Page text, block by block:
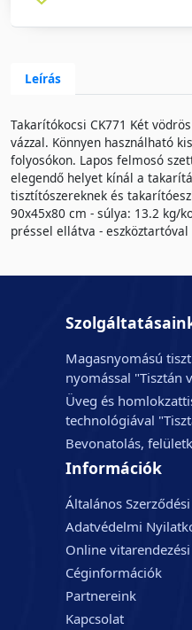
Leírás
Takarítókocsi CK771 Két
vázzal. Könnyen használható
folyosókon. Lapos felmosó
elegendő helyet kínál a
tisztítószereknek és
90x45x80 cm - súlya: 13.2 kg/
préssel ellátva - eszköztartóval
Magasnyomású
nyomással "Tisztán
Üveg és
technológiával
Bevonatolás,
Információk
Általános
Adatvédelmi
Online
Céginformációk
Partnereink
Kapcsolat